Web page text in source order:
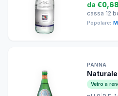
da €0,68
cassa 12
Popolare:
PANNA
Naturale
Vetro a